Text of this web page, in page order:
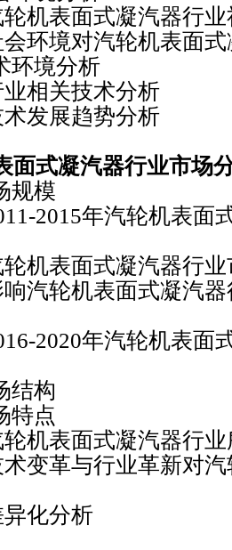
面式凝汽器行业
对汽轮机表面式
境分析
关技术分析
展趋势分析
面式凝汽器行业市场
模
年汽轮机表面式
面式凝汽器行业
机表面式凝汽器
年汽轮机表面式
构
点
面式凝汽器行业
与行业革新对汽
分析